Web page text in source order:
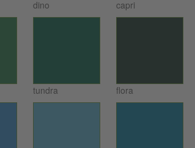
dino capri
tundra flora